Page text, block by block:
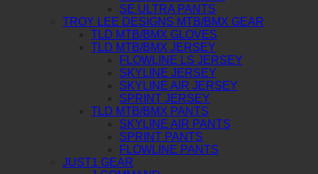
SE ULTRA PANTS
TROY LEE DESIGNS MTB/BMX GEAR
TLD MTB/BMX GLOVES
TLD MTB/BMX JERSEY
FLOWLINE LS JERSEY
SKYLINE JERSEY
SKYLINE AIR JERSEY
SPRINT JERSEY
TLD MTB/BMX PANTS
SKYLINE AIR PANTS
SPRINT PANTS
FLOWLINE PANTS
JUST1 GEAR